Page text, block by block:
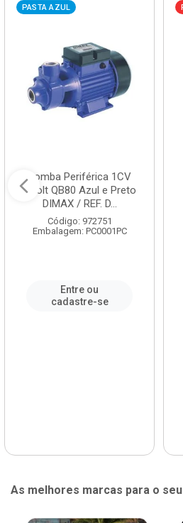
PASTA AZUL
Bomba Periférica 1CV
Bivolt QB80 Azul e Preto
DIMAX / REF. D...
Código: 972751
Embalagem: PC0001PC
Entre ou
cadastre-se
As melhores marcas para o